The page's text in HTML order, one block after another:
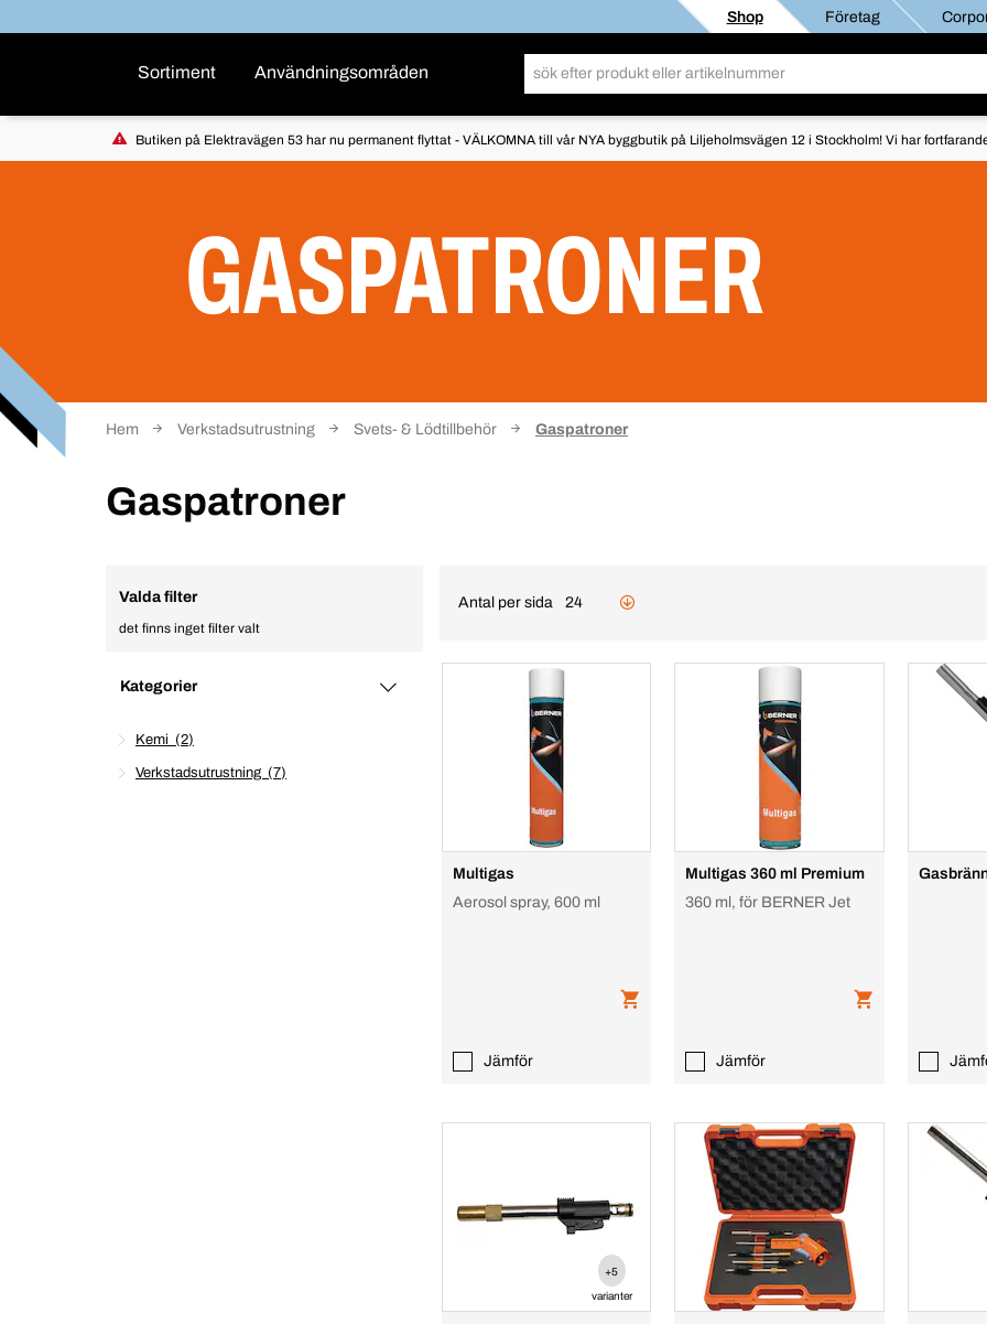
Shop Företag
Sortiment Användningsområden
Butiken på Elektravägen 53 har nu permanent flyttat - VÄLKOMNA till vår NYA byggbutik på Liljeholmsvägen 12 i Stockholm! Vi har
GASPATRONER
Hem Verkstadsutrustning Svets- & Lödtillbehör Gaspatroner
Gaspatroner
Valda filter
det finns inget filter valt
Kategorier
Kemi 2
Verkstadsutrustning 7
Antal per sida 24
Multigas
Aerosol spray, 600 ml
Jämför
Multigas 360 ml Premium
360 ml, för BERNER Jet
Jämför
+5
varianter